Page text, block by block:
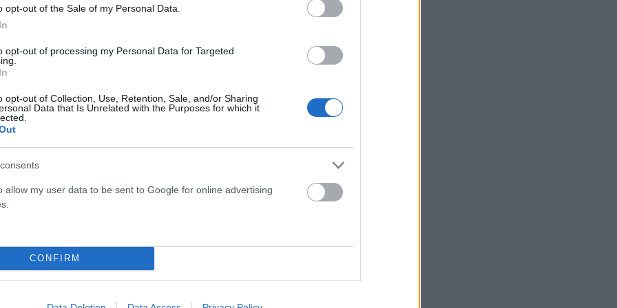
opt-out of the Sale of my Personal Data.
opt-out of processing my Personal Data for Targeted
opt-out of Collection, Use, Retention, Sale, and/or Sharing
Data that Is Unrelated with the Purposes for which it
allow my user data to be sent to Google for online advertising
CONFIRM
περίπου δύο εβδομάδες, ενώ σύμφωνα με
ανά ημέρα συμμετοχής. Η παρουσία της διεθνούς
η σειρά αποτελεί μία από τις πιο δημοφιλείς του
Αμερικανίδας που μετακομίζει στο Παρίσι για να
να ισορροπήσει ανάμεσα στην καριέρα, τις σχέσεις και